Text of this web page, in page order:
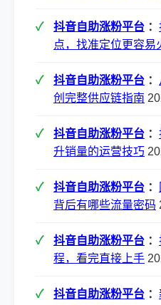
抖音自助涨粉平台 ：
点，找准定位更容易
抖音自助涨粉平台 ：
创完整供应链指南
抖音自助涨粉平台 ：
升销量的运营技巧
抖音自助涨粉平台 ：
背后有哪些流量密码
抖音自助涨粉平台 ：
程，看完直接上手
抖音自助涨粉平台 ：